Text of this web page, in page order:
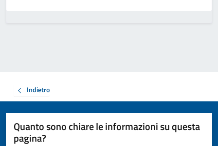
Indietro
Quanto sono chiare le informazioni su questa
pagina?